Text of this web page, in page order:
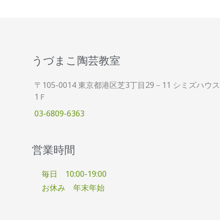
うづまこ陶芸教室
〒105-0014 東京都港区芝3丁目29－11 シミズハウス
1Ｆ
03-6809-6363
営業時間
毎日 10:00-19:00
お休み 年末年始